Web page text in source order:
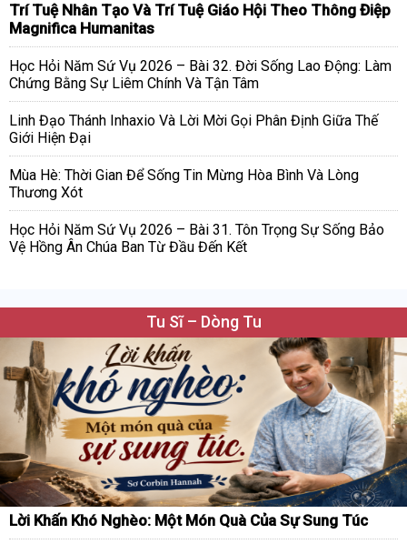
Trí Tuệ Nhân Tạo Và Trí Tuệ Giáo Hội Theo Thông Điệp
Magnifica Humanitas
Học Hỏi Năm Sứ Vụ 2026 – Bài 32. Đời Sống Lao Động: Làm
Chứng Bằng Sự Liêm Chính Và Tận Tâm
Linh Đạo Thánh Inhaxio Và Lời Mời Gọi Phân Định Giữa Thế
Giới Hiện Đại
Mùa Hè: Thời Gian Để Sống Tin Mừng Hòa Bình Và Lòng
Thương Xót
Học Hỏi Năm Sứ Vụ 2026 – Bài 31. Tôn Trọng Sự Sống Bảo
Vệ Hồng Ân Chúa Ban Từ Đầu Đến Kết
Tu Sĩ – Dòng Tu
Lời Khấn Khó Nghèo: Một Món Quà Của Sự Sung Túc